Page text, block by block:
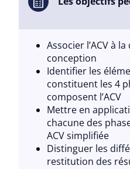
Associer l’ACV à
conception​
Identifier les
constituent les 4
composent l’ACV​
Mettre en
chacune des
ACV simplifiée
Distinguer les
restitution des